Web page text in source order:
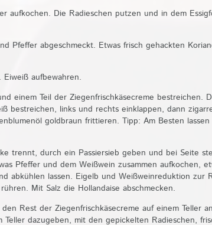
aufkochen. Die Radieschen putzen und in dem
Pfeffer abgeschmeckt. Etwas frisch gehackten
aufbewahren.
einem Teil der Ziegenfrischkäsecreme bestreichen.
bestreichen, links und rechts einklappen, dann
goldbraun frittieren. Tipp: Am Besten
trennt, durch ein Passiersieb geben und bei Seite
Pfeffer und dem Weißwein zusammen aufkochen,
abkühlen lassen. Eigelb und Weißweinreduktion zur
Mit Salz die Hollandaise abschmecken.
Rest der Ziegenfrischkäsecreme auf einem Teller
dazugeben, mit den gepickelten Radieschen,